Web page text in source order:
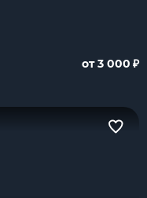
от 3 000 ₽